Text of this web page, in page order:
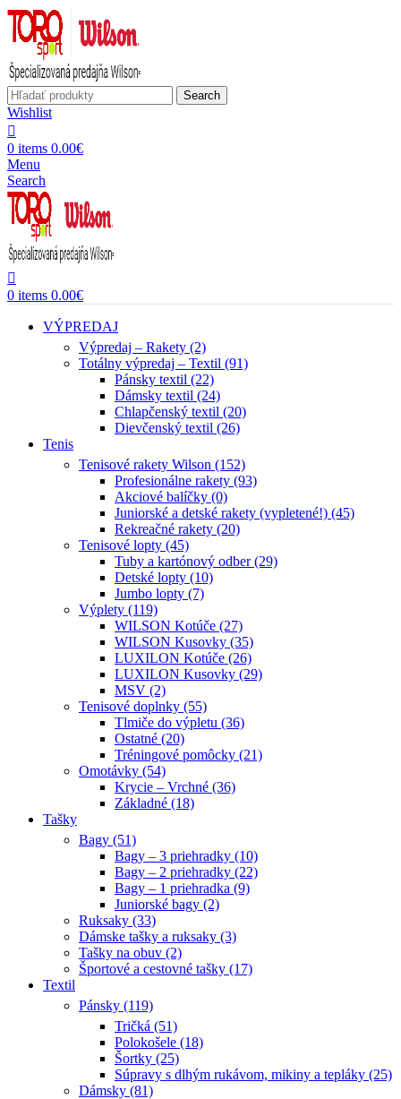
Search
Wishlist
0 items 0.00€
Menu
Search
0 items 0.00€
VÝPREDAJ
Výpredaj – Rakety (2)
Totálny výpredaj – Textil (91)
Pánsky textil (22)
Dámsky textil (24)
Chlapčenský textil (20)
Dievčenský textil (26)
Tenis
Tenisové rakety Wilson (152)
Profesionálne rakety (93)
Akciové balíčky (0)
Juniorské a detské rakety (vypletené!) (45)
Rekreačné rakety (20)
Tenisové lopty (45)
Tuby a kartónový odber (29)
Detské lopty (10)
Jumbo lopty (7)
Výplety (119)
WILSON Kotúče (27)
WILSON Kusovky (35)
LUXILON Kotúče (26)
LUXILON Kusovky (29)
MSV (2)
Tenisové doplnky (55)
Tlmiče do výpletu (36)
Ostatné (20)
Tréningové pomôcky (21)
Omotávky (54)
Krycie – Vrchné (36)
Základné (18)
Tašky
Bagy (51)
Bagy – 3 priehradky (10)
Bagy – 2 priehradky (22)
Bagy – 1 priehradka (9)
Juniorské bagy (2)
Ruksaky (33)
Dámske tašky a ruksaky (3)
Tašky na obuv (2)
Športové a cestovné tašky (17)
Textil
Pánsky (119)
Tričká (51)
Polokošele (18)
Šortky (25)
Súpravy s dlhým rukávom, mikiny a tepláky (25)
Dámsky (81)